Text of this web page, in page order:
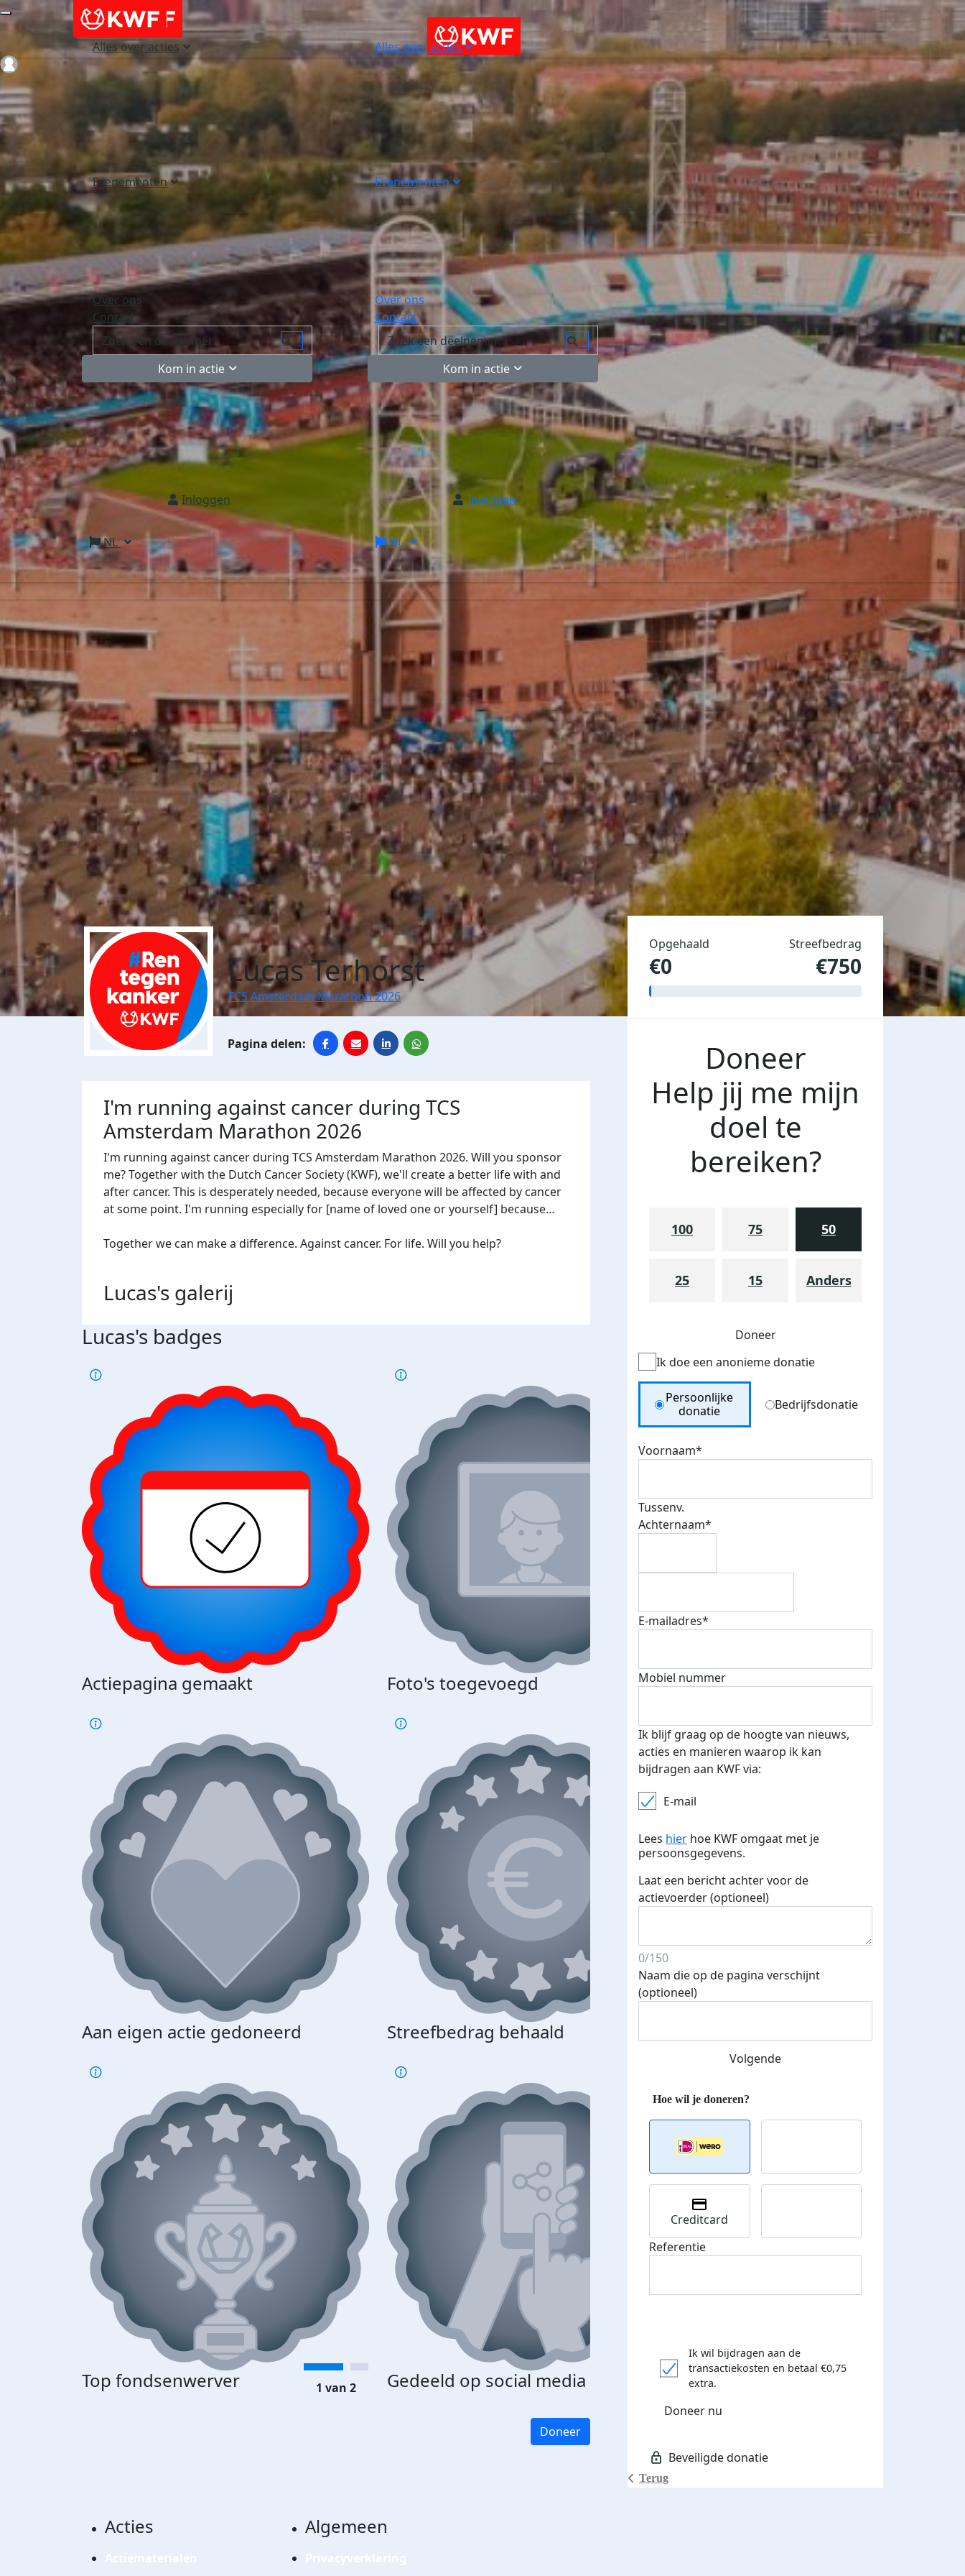
Alles over acties
Evenementen
Over ons
Contact
Kom in actie
Inloggen
NL
Alles over acties
Evenementen
Over ons
Contact
Kom in actie
Inloggen
NL
Login
Lucas Terhorst
TCS Amsterdam Marathon 2026
I'm running against cancer during TCS
Amsterdam Marathon 2026
I'm running against cancer during TCS Amsterdam Marathon 2026. Will you sponsor
me? Together with the Dutch Cancer Society (KWF), we'll create a better life with and
after cancer. This is desperately needed, because everyone will be affected by cancer
at some point. I'm running especially for [name of loved one or yourself] because…
Together we can make a difference. Against cancer. For life. Will you help?
Lucas's galerij
Lucas's badges
Actiepagina gemaakt Foto's toegevoegd E-mails verstuurd
Aan eigen actie gedoneerd Streefbedrag behaald
Top fondsenwerver Gedeeld op social media Donateurs bedankt
€500 euro opgehaald: t-shirt
1 van 2
Doneer
Opgehaald
€0
Streefbedrag
€750
Doneer
Help jij me mijn
doel te
bereiken?
100 75 50
25 15 Anders
Doneer
Ik doe een anonieme donatie
Donation Type
Persoonlijke
donatie
Bedrijfsdonatie
Voornaam*
Tussenv.
Achternaam*
E-mailadres*
Mobiel nummer
Ik blijf graag op de hoogte van nieuws,
acties en manieren waarop ik kan
bijdragen aan KWF via:
E-mail
Lees hier hoe KWF omgaat met je
persoonsgegevens.
Laat een bericht achter voor de
actievoerder (optioneel)
0/150
Naam die op de pagina verschijnt
(optioneel)
Volgende
Terug
Creditcard
Referentie
Ik wil bijdragen aan de
transactiekosten en betaal €0,75
extra.
Doneer nu
Acties Algemeen